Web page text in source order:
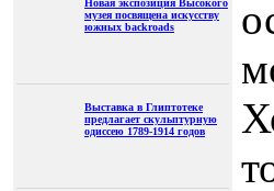
Новая экспозиция Высокого
музея посвящена искусству
южных backroads
Выставка в Глиптотеке
предлагает скульптурную
одиссею 1789-1914 годов